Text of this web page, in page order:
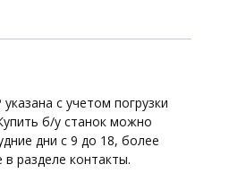
с учетом погрузки
б/у станок можно
дни с 9 до 18, более
разделе контакты.